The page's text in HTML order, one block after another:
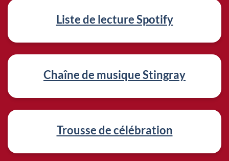
L
i
e
s
c
o
Liste de lecture Spotify
Chaîne de musique Stingray
Trousse de célébration